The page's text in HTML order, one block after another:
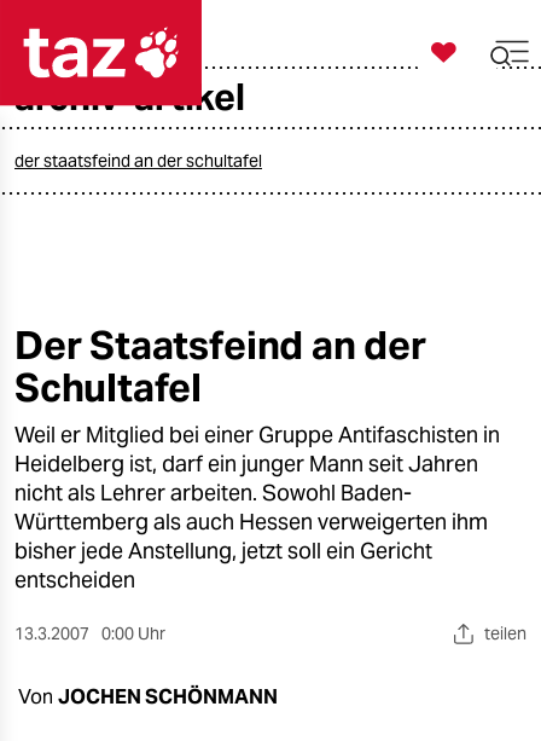
taz zahl ich
öko
gesellschaft
kultur
sport
berlin
nord
verlag

taz zahl ich
archiv-artikel
der staatsfeind an der schultafel
Der Staatsfeind an der
Schultafel
Weil er Mitglied bei einer Gruppe Antifaschisten in
Heidelberg ist, darf ein junger Mann seit Jahren
nicht als Lehrer arbeiten. Sowohl Baden-
Württemberg als auch Hessen verweigerten ihm
bisher jede Anstellung, jetzt soll ein Gericht
entscheiden
13.3.2007 0:00 Uhr teilen
Von JOCHEN SCHÖNMANN